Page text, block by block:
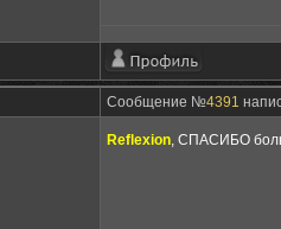
Сообщение №4391
Reflexion , СПАСИБО